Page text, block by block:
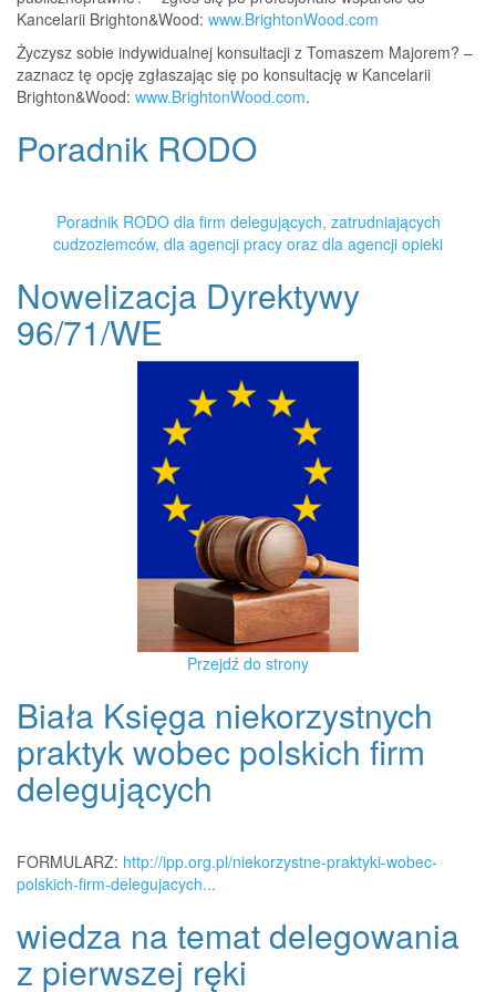
Kancelarii Brighton&Wood: www.BrightonWood.com
Życzysz sobie indywidualnej konsultacji z Tomaszem Majorem? –
zaznacz tę opcję zgłaszając się po konsultację w Kancelarii
Brighton&Wood: www.BrightonWood.com.
Poradnik RODO
Poradnik RODO dla firm delegujących, zatrudniających
cudzoziemców, dla agencji pracy oraz dla agencji opieki
Nowelizacja Dyrektywy
96/71/WE
Przejdź do strony
Biała Księga niekorzystnych
praktyk wobec polskich firm
delegujących
FORMULARZ: http://ipp.org.pl/niekorzystne-praktyki-wobec-
polskich-firm-delegujacych...
wiedza na temat delegowania
z pierwszej ręki